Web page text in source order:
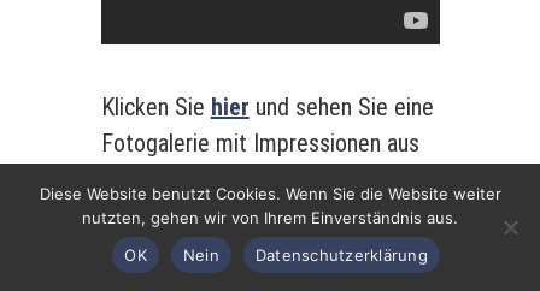
Klicken Sie hier und sehen Sie eine
Fotogalerie mit Impressionen aus
aus dem Schulleben.
Diese Website benutzt Cookies. Wenn Sie die Website weiter
nutzten, gehen wir von Ihrem Einverständnis aus.
OK
Nein Datenschutzerklärung